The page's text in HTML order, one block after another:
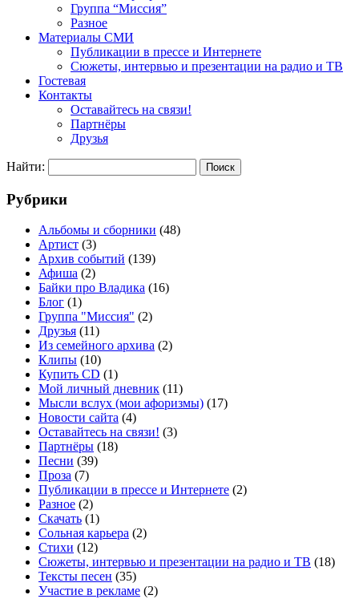
Группа “Миссия”
Разное
Материалы СМИ
Публикации в прессе и Интернете
Сюжеты, интервью и презентации на радио и ТВ
Гостевая
Контакты
Оставайтесь на связи!
Партнёры
Друзья
Найти:
Рубрики
Альбомы и сборники (48)
Артист (3)
Архив событий (139)
Афиша (2)
Байки про Владика (16)
Блог (1)
Группа "Миссия" (2)
Друзья (11)
Из семейного архива (2)
Клипы (10)
Купить CD (1)
Мой личный дневник (11)
Мысли вслух (мои афоризмы) (17)
Новости сайта (4)
Оставайтесь на связи! (3)
Партнёры (18)
Песни (39)
Проза (7)
Публикации в прессе и Интернете (2)
Разное (2)
Скачать (1)
Сольная карьера (2)
Стихи (12)
Сюжеты, интервью и презентации на радио и ТВ (18)
Тексты песен (35)
Участие в рекламе (2)